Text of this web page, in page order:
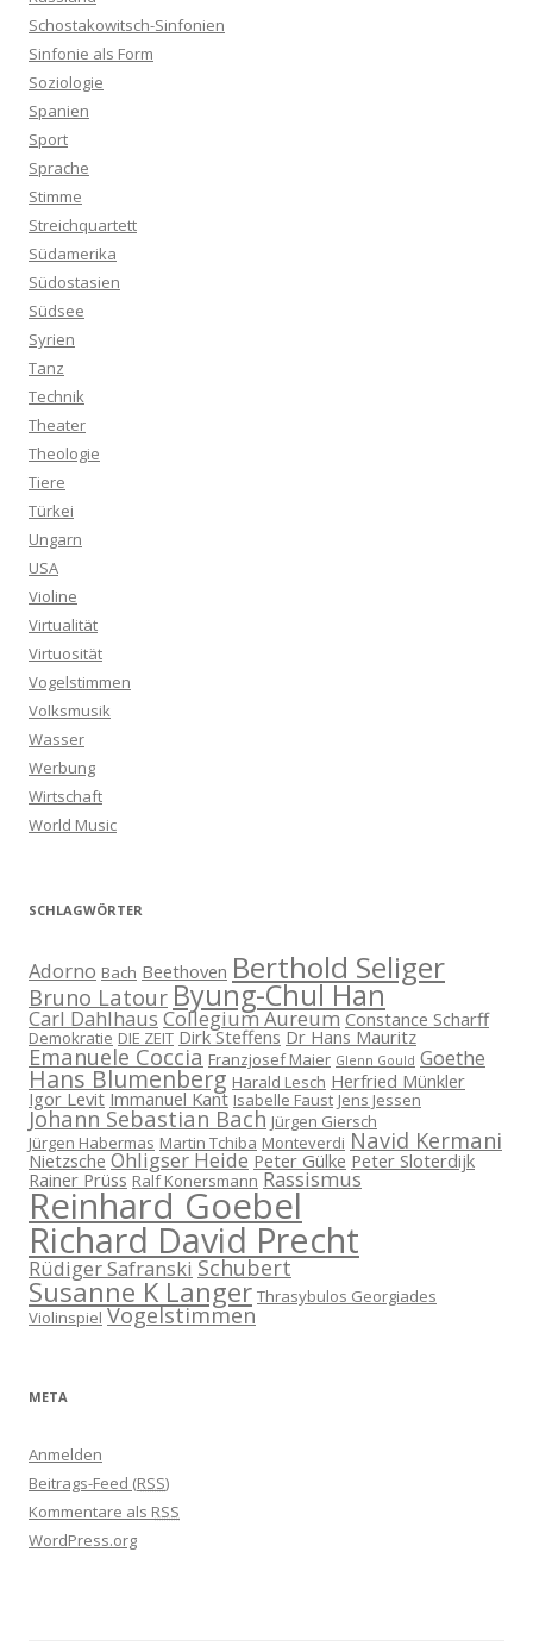
Schostakowitsch-Sinfonien
Sinfonie als Form
Soziologie
Spanien
Sport
Sprache
Stimme
Streichquartett
Südamerika
Südostasien
Südsee
Syrien
Tanz
Technik
Theater
Theologie
Tiere
Türkei
Ungarn
USA
Violine
Virtualität
Virtuosität
Vogelstimmen
Volksmusik
Wasser
Werbung
Wirtschaft
World Music
SCHLAGWÖRTER
Adorno Bach Beethoven Berthold Seliger
Bruno Latour Byung-Chul Han
Carl Dahlhaus Collegium Aureum Constance Scharff
Demokratie DIE ZEIT Dirk Steffens Dr Hans Mauritz
Emanuele Coccia Franzjosef Maier Glenn Gould Goethe
Hans Blumenberg Harald Lesch Herfried Münkler
Igor Levit Immanuel Kant Isabelle Faust Jens Jessen
Johann Sebastian Bach Jürgen Giersch
Jürgen Habermas Martin Tchiba Monteverdi Navid Kermani
Nietzsche Ohligser Heide Peter Gülke Peter Sloterdijk
Rainer Prüss Ralf Konersmann Rassismus
Reinhard Goebel
Richard David Precht
Rüdiger Safranski Schubert
Susanne K Langer Thrasybulos Georgiades
Violinspiel Vogelstimmen
META
Anmelden
Beitrags-Feed (RSS)
Kommentare als RSS
WordPress.org